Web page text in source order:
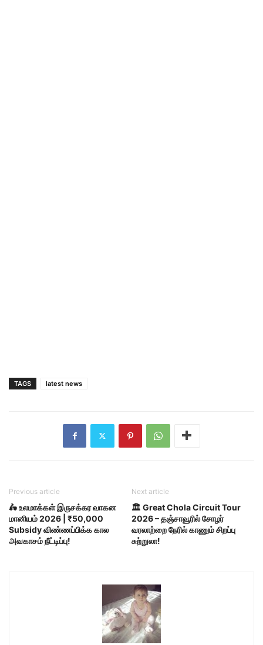
TAGS latest news
Previous article
🛵 உலமாக்கள் இருசக்கர வாகன
மானியம் 2026 | ₹50,000
Subsidy விண்ணப்பிக்க கால
அவகாசம் நீட்டிப்பு!
Next article
🏛️ Great Chola Circuit Tour
2026 – தஞ்சாவூரில் சோழர்
வரலாற்றை நேரில் காணும் சிறப்பு
சுற்றுலா!